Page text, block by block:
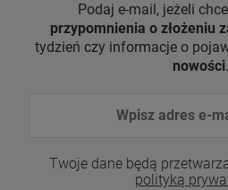
Podaj e-mail, jeżeli
przypomnienia o złożeniu
tydzień czy informacje o
nowości.
Twoje dane będą
polityką